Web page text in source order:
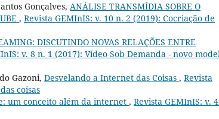
Gonçalves, ANÁLISE TRANSMÍDIA SOBRE O
, Revista GEMInIS: v. 10 n. 2 (2019): Cocriação de
DISCUTINDO NOVAS RELAÇÕES ENTRE
v. 8 n. 1 (2017): Vídeo Sob Demanda - novo
Gazoni, Desvelando a Internet das Coisas , Revista
coisas
um conceito além da internet , Revista GEMInIS: v.